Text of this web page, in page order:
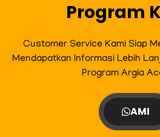
Program
Customer Service Kami Siap
Mendapatkan Informasi Lebih
Program Argia
AMI